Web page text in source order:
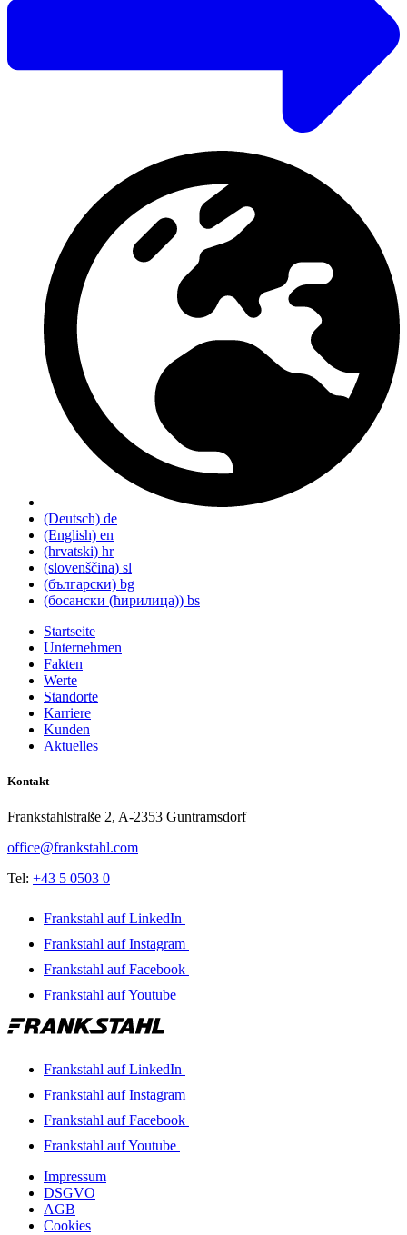
(Deutsch) de
(English) en
(hrvatski) hr
(slovenščina) sl
(български) bg
(босански (ћирилица)) bs
Startseite
Unternehmen
Fakten
Werte
Standorte
Karriere
Kunden
Aktuelles
Kontakt
Frankstahlstraße 2, A-2353 Guntramsdorf
office@frankstahl.com
Tel: +43 5 0503 0
Frankstahl auf LinkedIn
Frankstahl auf Instagram
Frankstahl auf Facebook
Frankstahl auf Youtube
Frankstahl auf LinkedIn
Frankstahl auf Instagram
Frankstahl auf Facebook
Frankstahl auf Youtube
Impressum
DSGVO
AGB
Cookies